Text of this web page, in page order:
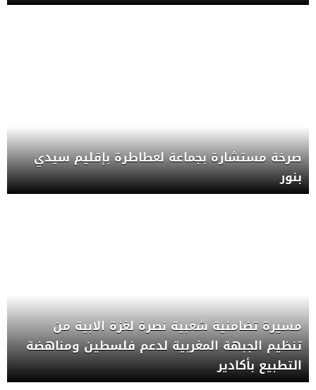
صرخة مستشارة بجماعة لعطاطرة بإقليم سيدي
بنور
مسيرة تضامنية شعبية نصرة لغزة الابية من
تنظيم الجبهة المغربية لدعم فلسطين ومناهضة
التطبيع بأكادير